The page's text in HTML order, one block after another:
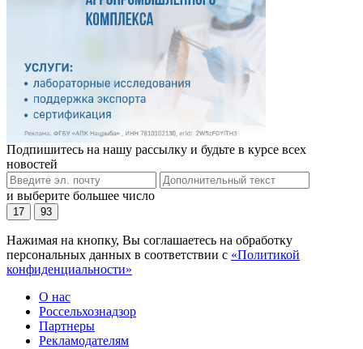
Подпишитесь на нашу рассылку и будьте в курсе всех
новостей
и выберите большее число
17 93
Нажимая на кнопку, Вы соглашаетесь на обработку
персональных данных в соответствии с «Политикой
конфиденциальности»
О нас
Россельхознадзор
Партнеры
Рекламодателям